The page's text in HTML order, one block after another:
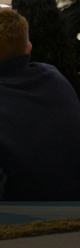
подршке
доброг